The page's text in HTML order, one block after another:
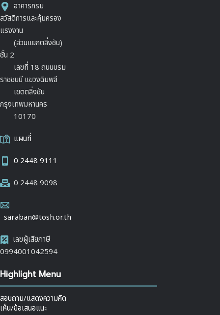
อาคารกรม
สวัสดิการและคุ้มครอง
แรงงาน
(ส่วนแยกตลิ่งชัน)
ชั้น 2
เลขที่ 18 ถนนบรม
ราชชนนี แขวงฉิมพลี
เขตตลิ่งชัน
กรุงเทพมหานคร
10170
แผนที่
0 2448 9111
0 2448 9098
saraban@tosh.or.th
เลขผู้เสียภาษี
0994001042594
Highlight Menu
สอบถาม/แสดงความคิด
เห็น/ข้อเสนอแนะ